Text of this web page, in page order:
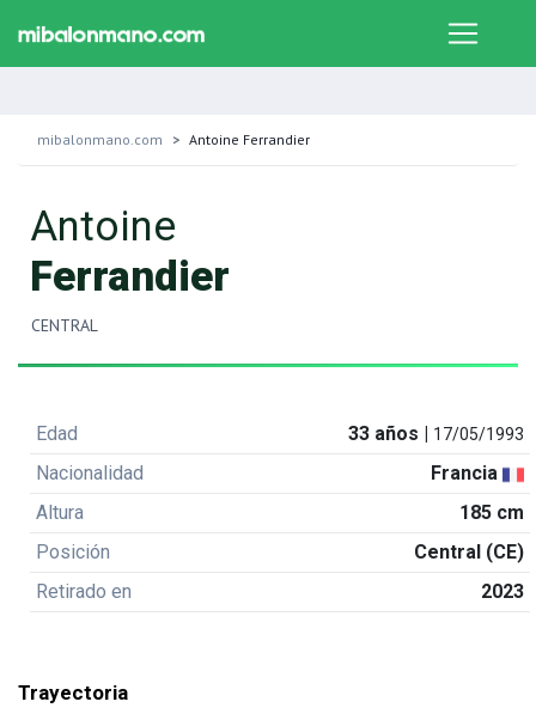
mibalonmano.com Antoine Ferrandier
Antoine
Ferrandier
CENTRAL
Edad 33 años | 17/05/1993
Nacionalidad
Francia
Altura
185 cm
Posición
Central (CE)
Retirado en
2023
Trayectoria